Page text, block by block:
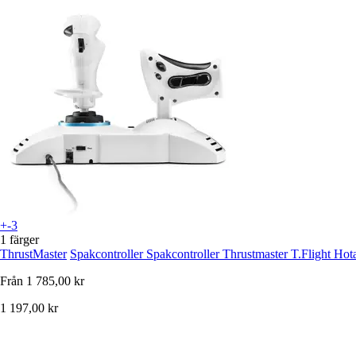
+-3
1 färger
ThrustMaster Spakcontroller Spakcontroller Thrustmaster T.Flight
Från 1 785,00 kr
1 197,00 kr